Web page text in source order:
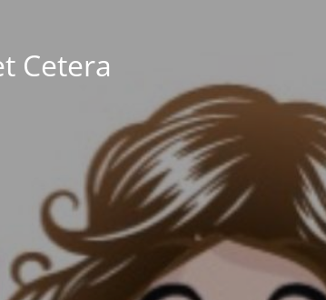
Cetera